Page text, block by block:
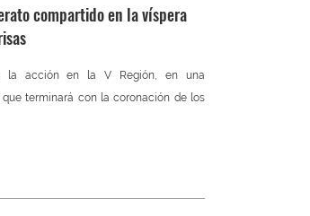
compartido en la víspera
la acción en la V Región, en una
terminará con la coronación de los